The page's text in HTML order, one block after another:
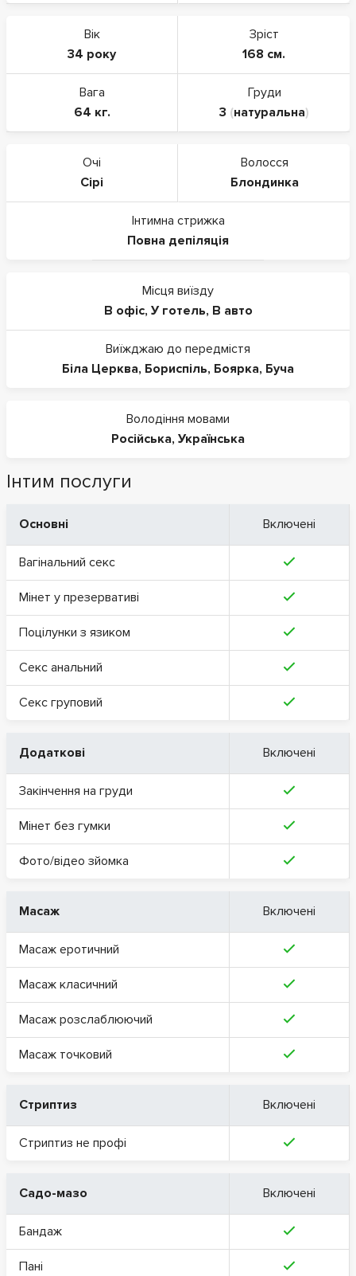
Вік
34 року
Зріст
168 см.
Вага
64 кг.
Груди
3 (натуральна)
Очі
Сірі
Волосся
Блондинка
Інтимна стрижка
Повна депіляція
Місця виїзду
В офіс, У готель, В авто
Виїжджаю до передмістя
Біла Церква, Бориспіль, Боярка, Буча
Володіння мовами
Російська, Українська
Інтим послуги
Основні Включені
Вагінальний секс
Мінет у презервативі
Поцілунки з язиком
Секс анальний
Секс груповий
Додаткові Включені
Закінчення на груди
Мінет без гумки
Фото/відео зйомка
Масаж Включені
Масаж еротичний
Масаж класичний
Масаж розслаблюючий
Масаж точковий
Стриптиз Включені
Стриптиз не профі
Садо-мазо Включені
Бандаж
Пані